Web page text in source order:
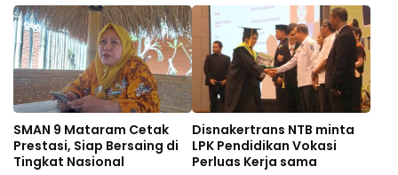
SMAN 9 Mataram Cetak
Prestasi, Siap Bersaing di
Tingkat Nasional
Disnakertrans NTB minta
LPK Pendidikan Vokasi
Perluas Kerja sama